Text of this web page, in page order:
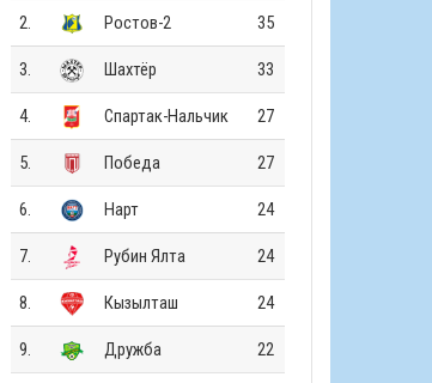
2. Ростов-2 35
3. Шахтёр 33
4. Спартак-Нальчик 27
5. Победа 27
6. Нарт 24
7. Рубин Ялта 24
8. Кызылташ 24
9. Дружба 22